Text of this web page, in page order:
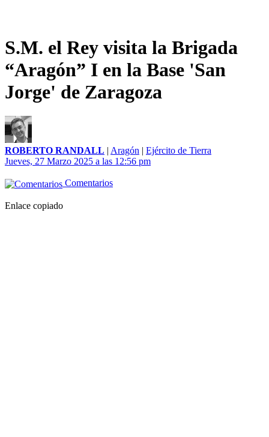
S.M. el Rey visita la Brigada
“Aragón” I en la Base 'San
Jorge' de Zaragoza
ROBERTO RANDALL | Aragón | Ejército de Tierra
Jueves, 27 Marzo 2025 a las 12:56 pm
Comentarios
Enlace copiado